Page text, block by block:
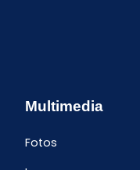
Multimedia
Fotos